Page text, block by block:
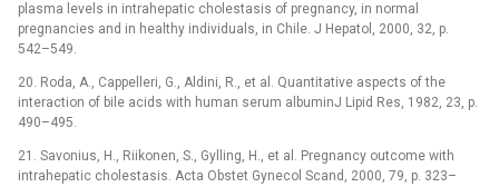
plasma levels in intrahepatic cholestasis of pregnancy, in normal
pregnancies and in healthy individuals, in Chile. J Hepatol, 2000, 32, p.
542–549.
20. Roda, A., Cappelleri, G., Aldini, R., et al. Quantitative aspects of the
interaction of bile acids with human serum albuminJ Lipid Res, 1982, 23, p.
490–495.
21. Savonius, H., Riikonen, S., Gylling, H., et al. Pregnancy outcome with
intrahepatic cholestasis. Acta Obstet Gynecol Scand, 2000, 79, p. 323–